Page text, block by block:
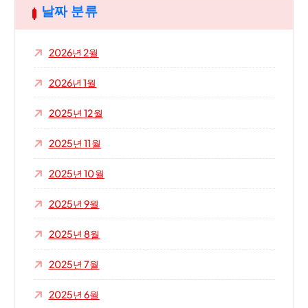
날짜 분류
2026년 2월
2026년 1월
2025년 12월
2025년 11월
2025년 10월
2025년 9월
2025년 8월
2025년 7월
2025년 6월